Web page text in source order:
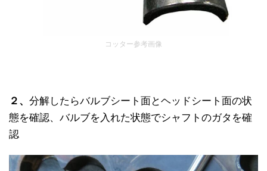
コッター参考画像
２、 分解したらバルブシート面とヘッドシート面の状
態を確認、バルブを入れた状態でシャフトのガタを確
認